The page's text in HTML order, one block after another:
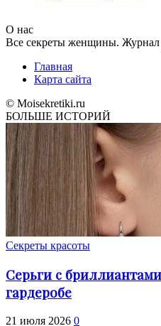
О нас
Все секреты женщины.
Главная
Карта сайта
© Moisekretiki.ru
БОЛЬШЕ ИСТОРИЙ
Секреты красоты
Серьги с
гардеробе
21 июля 2026 0